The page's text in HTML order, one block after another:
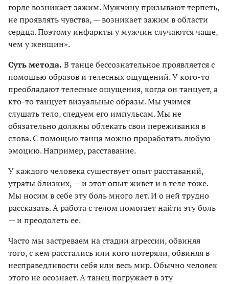
горле возникает зажим. Мужчину призывают терпеть,
не проявлять чувства, — возникает зажим в области
сердца. Поэтому инфаркты у мужчин случаются чаще,
чем у женщин».
Суть метода. В танце бессознательное проявляется с
помощью образов и телесных ощущений. У кого-то
преобладают телесные ощущения, когда он танцует, а
кто-то танцует визуальные образы. Мы учимся
слушать тело, следуем его импульсам. Мы не
обязательно должны облекать свои переживания в
слова. С помощью танца можно проработать любую
эмоцию. Например, расставание.
У каждого человека существует опыт расставаний,
утраты близких, — и этот опыт живет и в теле тоже.
Мы носим в себе эту боль много лет. И о ней трудно
рассказать. А работа с телом помогает найти эту боль
— и преодолеть ее.
Часто мы застреваем на стадии агрессии, обвиняя
того, с кем расстались или кого потеряли, обвиняя в
несправедливости себя или весь мир. Обычно человек
этого не осознает. А танец погружает в эту